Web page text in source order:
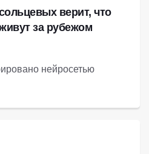
верит, что
за рубежом
нейросетью